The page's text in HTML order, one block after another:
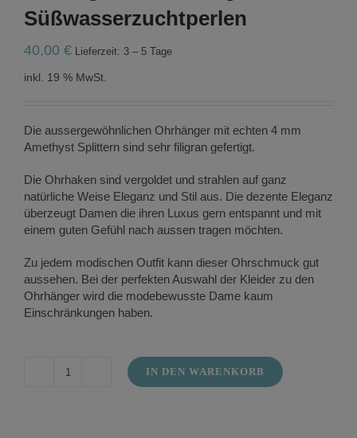
Süßwasserzuchtperlen
40,00 € Lieferzeit: 3 – 5 Tage
inkl. 19 % MwSt.
Die aussergewöhnlichen Ohrhänger mit echten 4 mm
Amethyst Splittern sind sehr filigran gefertigt.
Die Ohrhaken sind vergoldet und strahlen auf ganz
natürliche Weise Eleganz und Stil aus. Die dezente Eleganz
überzeugt Damen die ihren Luxus gern entspannt und mit
einem guten Gefühl nach aussen tragen möchten.
Zu jedem modischen Outfit kann dieser Ohrschmuck gut
aussehen. Bei der perfekten Auswahl der Kleider zu den
Ohrhänger wird die modebewusste Dame kaum
Einschränkungen haben.
Ohrringe
IN DEN WARENKORB